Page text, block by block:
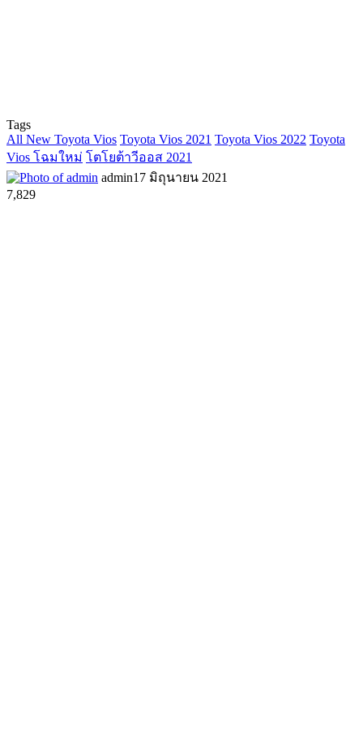
Tags
All New Toyota Vios Toyota Vios 2021 Toyota Vios 2022 Toyota
Vios โฉมใหม่ โตโยต้าวีออส 2021
admin17 มิถุนายน 2021
7,829